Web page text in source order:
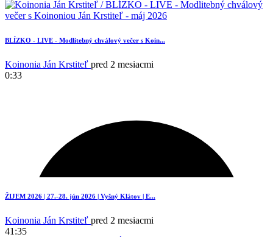
BLÍZKO - LIVE - Modlitebný chválový večer s Koin...
Koinonia Ján Krstiteľ pred 2 mesiacmi
0:33
ŽIJEM 2026 | 27.-28. jún 2026 | Vyšný Klátov | E...
Koinonia Ján Krstiteľ pred 2 mesiacmi
41:35